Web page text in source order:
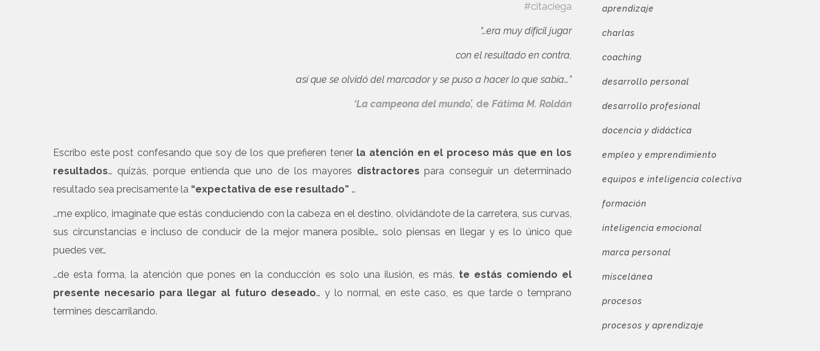
#citaciega
“…era muy difícil jugar
con el resultado en contra,
así que se olvidó del marcador y se puso a hacer lo que sabía…”
‘La campeona del mundo’, de Fátima M. Roldán
Escribo este post confesando que soy de los que prefieren tener la atención en el proceso más que en los
resultados… quizás, porque entienda que uno de los mayores distractores para conseguir un determinado
resultado sea precisamente la “expectativa de ese resultado” …
…me explico, imagínate que estás conduciendo con la cabeza en el destino, olvidándote de la carretera, sus curvas,
sus circunstancias e incluso de conducir de la mejor manera posible… solo piensas en llegar y es lo único que
puedes ver…
…de esta forma, la atención que pones en la conducción es solo una ilusión, es más, te estás comiendo el
presente necesario para llegar al futuro deseado… y lo normal, en este caso, es que tarde o temprano
termines descarrilando.
aprendizaje
charlas
coaching
desarrollo personal
desarrollo profesional
docencia y didáctica
empleo y emprendimiento
equipos e inteligencia colectiva
formación
inteligencia emocional
marca personal
miscelánea
procesos
procesos y aprendizaje